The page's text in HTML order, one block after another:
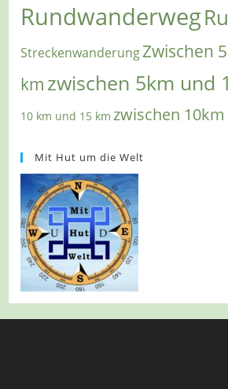
Rundwanderweg
StreckenwanderungZwischen
km zwischen 5km und
10 km und 15 km zwischen
Mit Hut um die Welt